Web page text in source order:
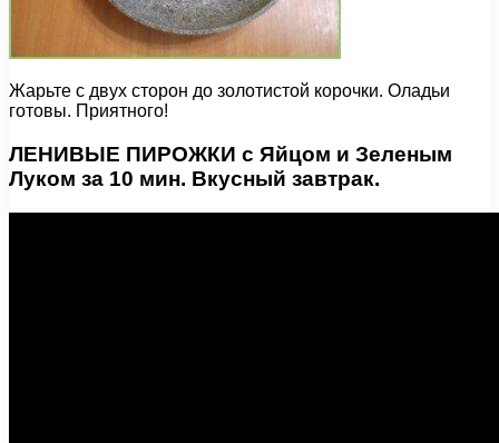
Жарьте с двух сторон до золотистой корочки. Оладьи
готовы. Приятного!
ЛЕНИВЫЕ ПИРОЖКИ с Яйцом и Зеленым
Луком за 10 мин. Вкусный завтрак.